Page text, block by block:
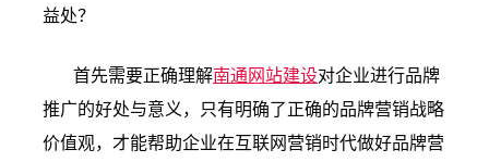
益处？
首先需要正确理解南通网站建设对企业进行品牌
推广的好处与意义，只有明确了正确的品牌营销战略
价值观，才能帮助企业在互联网营销时代做好品牌营